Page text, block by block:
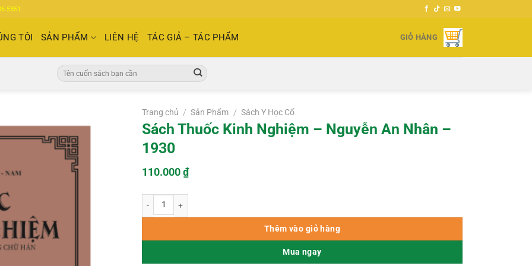
TÔI SẢN PHẨM LIÊN HỆ TÁC GIẢ – TÁC PHẨM GIỎ HÀNG
Tìm
kiếm:
Trang chủ / Sản Phẩm / Sách Y Học Cổ
Sách Thuốc Kinh Nghiệm – Nguyễn An Nhân –
1930
110.000₫
Thêm vào giỏ hàng
Mua ngay